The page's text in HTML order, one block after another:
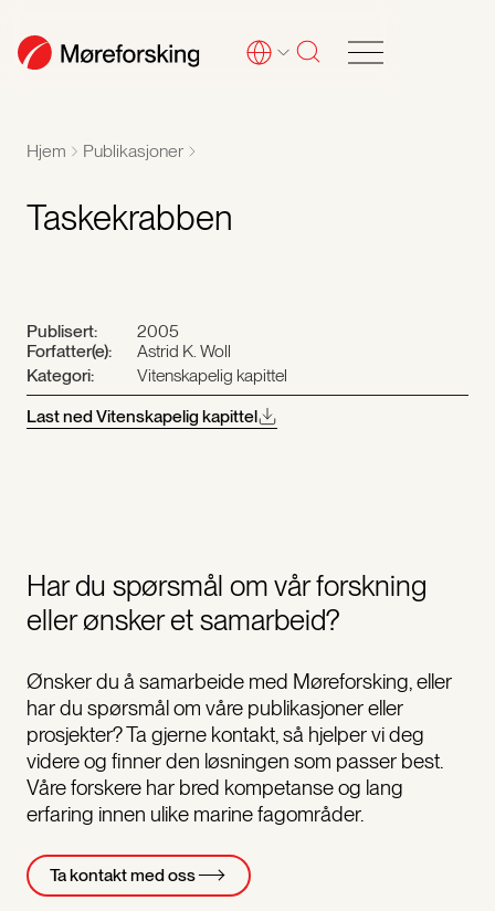
Hjem Publikasjoner
Taskekrabben
Publisert:
2005
Forfatter(e):
Astrid K. Woll
Kategori:
Vitenskapelig kapittel
Last ned Vitenskapelig kapittel
Har du spørsmål om vår forskning
eller ønsker et samarbeid?
Ønsker du å samarbeide med Møreforsking, eller
har du spørsmål om våre publikasjoner eller
prosjekter? Ta gjerne kontakt, så hjelper vi deg
videre og finner den løsningen som passer best.
Våre forskere har bred kompetanse og lang
erfaring innen ulike marine fagområder.
Ta kontakt med oss